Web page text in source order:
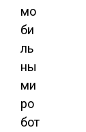
мо
би
ль
ны
ми
ро
бот